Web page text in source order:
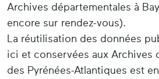
Archives départementales à
encore sur rendez-vous).
La réutilisation des données
ici et conservées aux Archives
des Pyrénées-Atlantiques est